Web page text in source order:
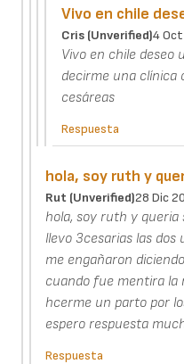
Vivo en chile
Cris (unverified)4
Vivo en chile deseo
decirme una clínica
cesáreas
Respuesta
hola, soy ruth y
Rut (unverified)28 Dic
hola, soy ruth y queria
llevo 3cesarias las
me engañaron
cuando fue mentira la
hcerme un parto por
espero respuesta
Respuesta